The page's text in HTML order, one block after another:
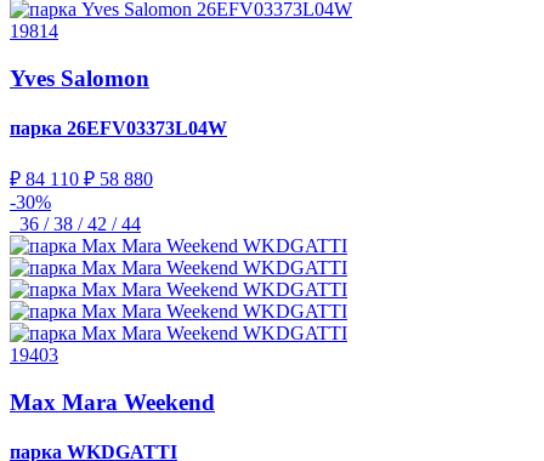
19814
Yves Salomon
парка 26EFV03373L04W
₽ 84 110 ₽ 58 880
-30%
36 / 38 / 42 / 44
19403
Max Mara Weekend
парка WKDGATTI